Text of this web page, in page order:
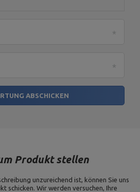
ABSCHICKEN
Produkt stellen
unzureichend ist, können Sie uns
schicken. Wir werden versuchen, Ihre